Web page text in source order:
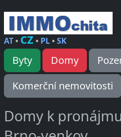
AT• CZ • PL•SK
Byty Domy
Komerční nemovitosti
Domy k